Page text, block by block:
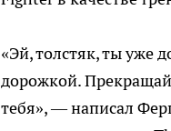
«Эй, толстяк, ты уже
дорожкой. Прекращай
тебя», — написал